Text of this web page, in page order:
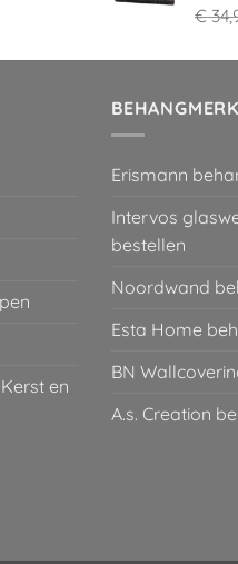
€
en
Erismann
Intervos
bestellen
Noordwand
Esta Home
BN
A.s. Creation